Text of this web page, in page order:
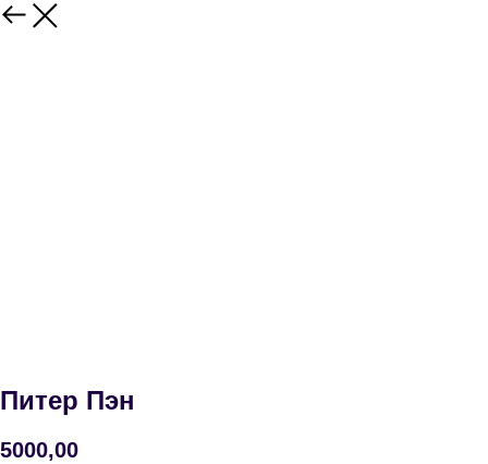
Питер Пэн
5000,00